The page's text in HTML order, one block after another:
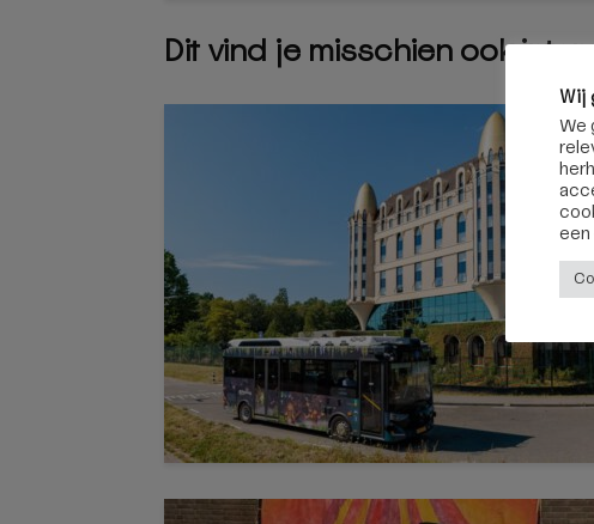
Dit vind je misschien ook
Wij
We
een